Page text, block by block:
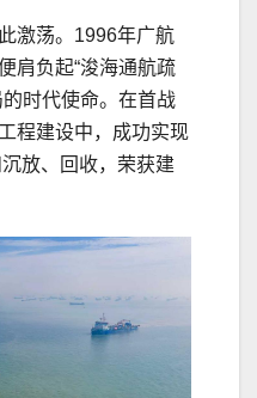
激荡。1996年广航
肩负起“浚海通航疏
时代使命。在首战
程建设中，成功实现
放、回收，荣获建